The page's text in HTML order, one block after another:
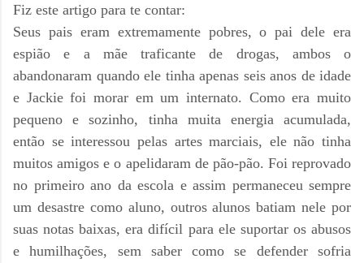
Fiz este artigo para te contar:
Seus pais eram extremamente pobres, o pai dele era
espião e a mãe traficante de drogas, ambos o
abandonaram quando ele tinha apenas seis anos de idade
e Jackie foi morar em um internato. Como era muito
pequeno e sozinho, tinha muita energia acumulada,
então se interessou pelas artes marciais, ele não tinha
muitos amigos e o apelidaram de pão-pão. Foi reprovado
no primeiro ano da escola e assim permaneceu sempre
um desastre como aluno, outros alunos batiam nele por
suas notas baixas, era difícil para ele suportar os abusos
e humilhações, sem saber como se defender sofria